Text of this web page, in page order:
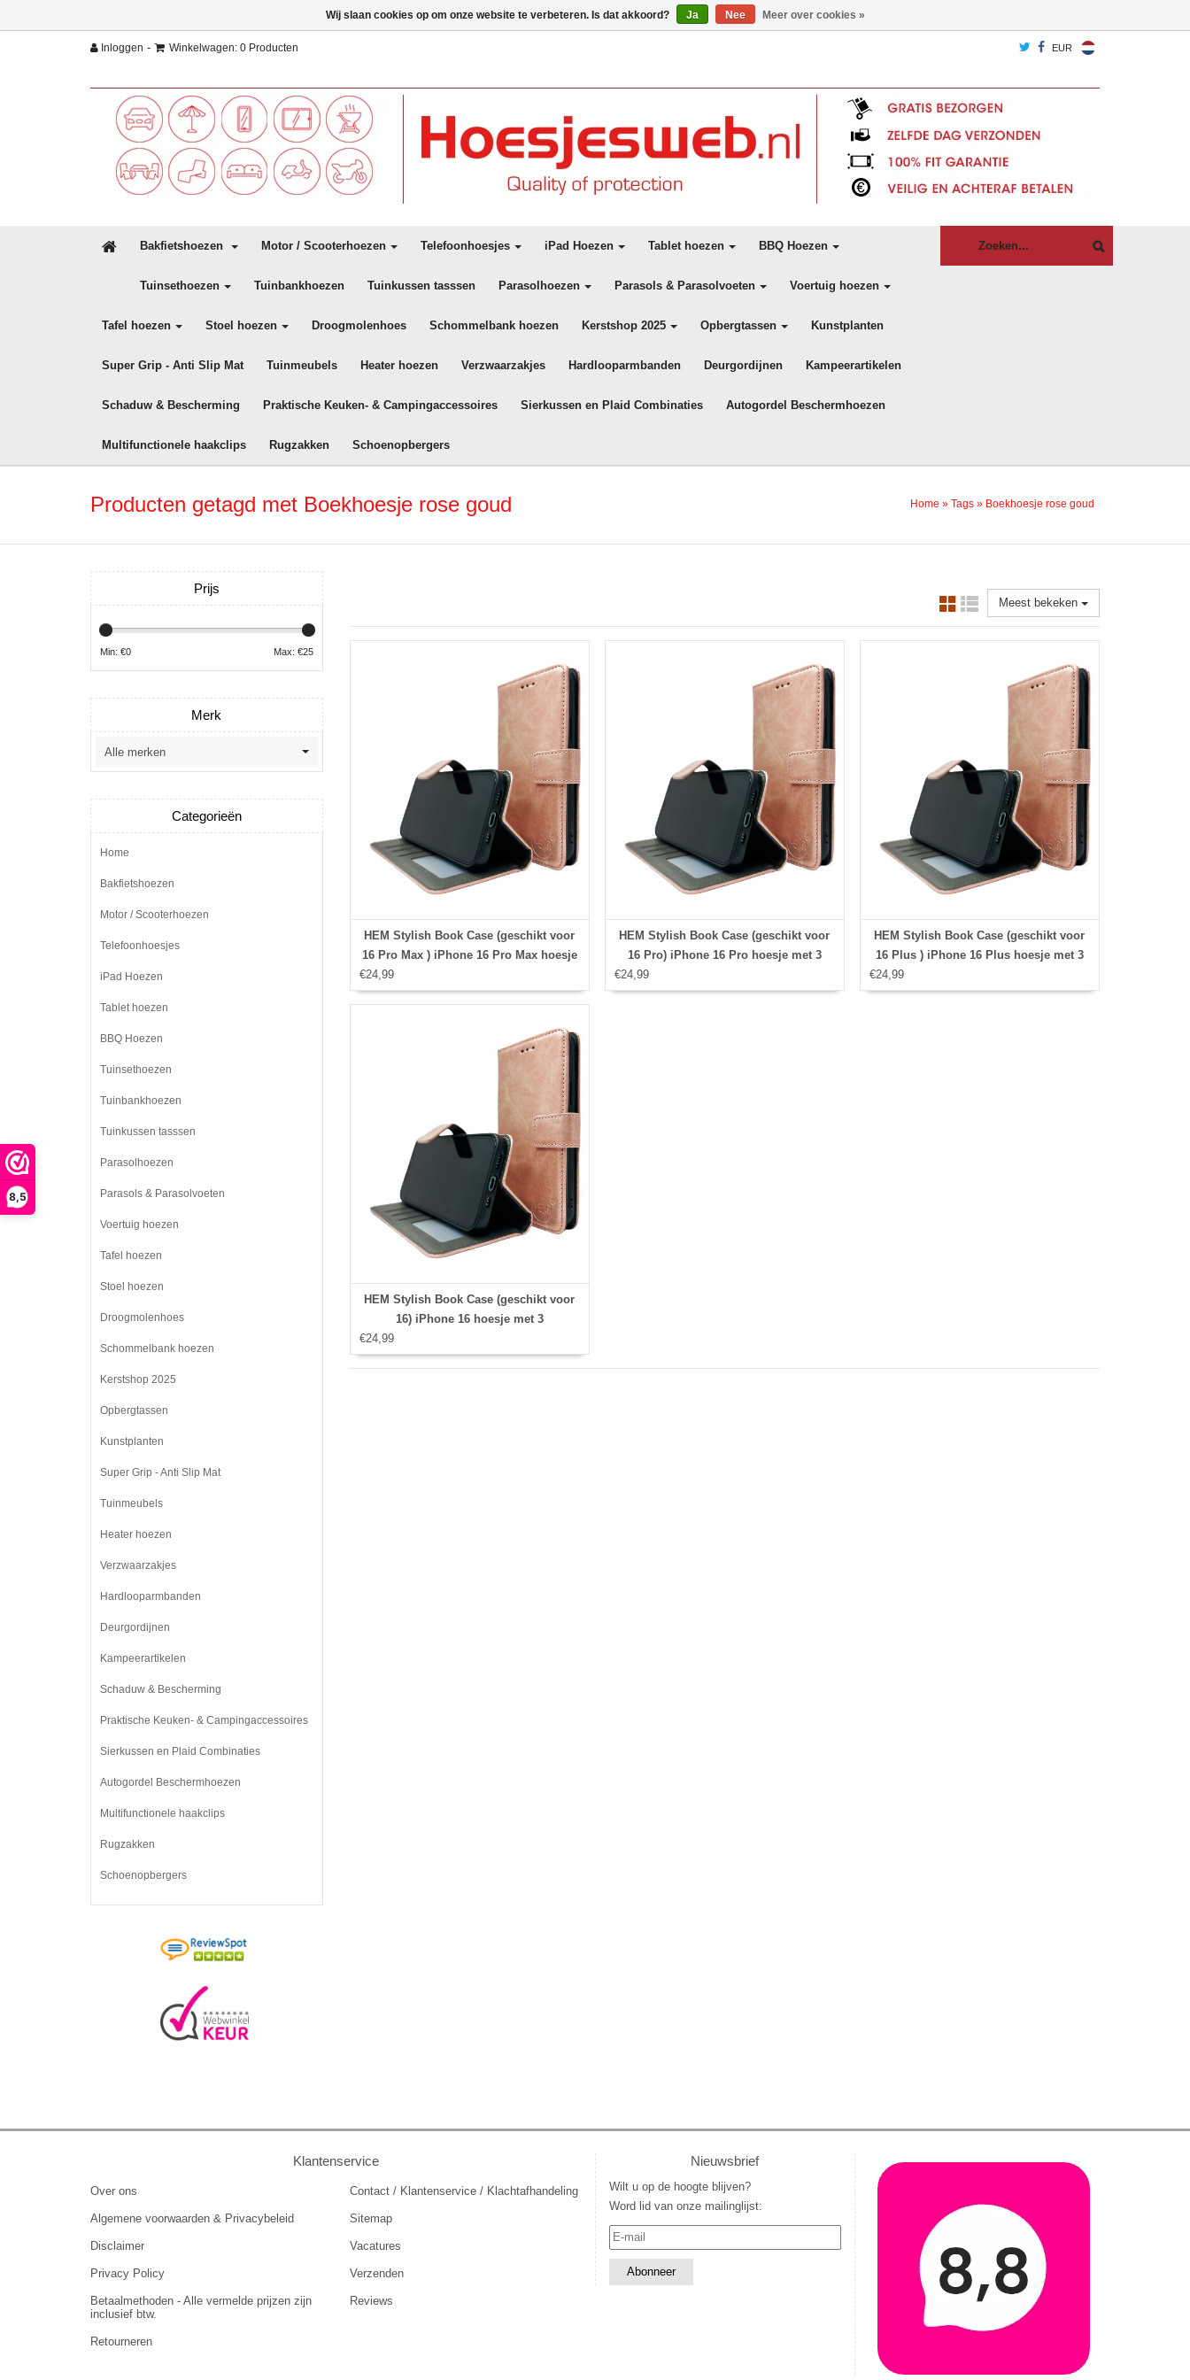
8,5
Inloggen - Winkelwagen: 0 Producten EUR
Bakfietshoezen Motor / Scooterhoezen Telefoonhoesjes iPad Hoezen Tablet hoezen BBQ Hoezen
Tuinsethoezen Tuinbankhoezen Tuinkussen tasssen Parasolhoezen Parasols & Parasolvoeten Voertuig hoezen
Tafel hoezen Stoel hoezen Droogmolenhoes Schommelbank hoezen Kerstshop 2025 Opbergtassen Kunstplanten
Super Grip - Anti Slip Mat Tuinmeubels Heater hoezen Verzwaarzakjes Hardlooparmbanden Deurgordijnen Kampeerartikelen
Schaduw & Bescherming Praktische Keuken- & Campingaccessoires Sierkussen en Plaid Combinaties Autogordel Beschermhoezen
Multifunctionele haakclips Rugzakken Schoenopbergers
Producten getagd met Boekhoesje rose goud Home » Tags » Boekhoesje rose goud
Meest bekeken
HEM Stylish Book Case (geschikt voor
16 Pro Max ) iPhone 16 Pro Max hoesje
met 3 pasjesuitsnedes + fotovakje -
Portemonneehoesje - pasjeshouder -
€24,99
HEM Stylish Book Case (geschikt voor
16 Pro) iPhone 16 Pro hoesje met 3
pasjesuitsnedes + fotovakje -
Portemonneehoesje - pasjeshouder -
€24,99
HEM Stylish Book Case (geschikt voor
16 Plus ) iPhone 16 Plus hoesje met 3
pasjesuitsnedes + fotovakje -
Portemonneehoesje - pasjeshouder -
€24,99
HEM Stylish Book Case (geschikt voor
16) iPhone 16 hoesje met 3
pasjesuitsnedes + fotovakje -
Portemonneehoesje - pasjeshouder -
€24,99
Prijs
Min: €0 Max: €25
Merk
Categorieën
Home
Bakfietshoezen
Motor / Scooterhoezen
Telefoonhoesjes
iPad Hoezen
Tablet hoezen
BBQ Hoezen
Tuinsethoezen
Tuinbankhoezen
Tuinkussen tasssen
Parasolhoezen
Parasols & Parasolvoeten
Voertuig hoezen
Tafel hoezen
Stoel hoezen
Droogmolenhoes
Schommelbank hoezen
Kerstshop 2025
Opbergtassen
Kunstplanten
Super Grip - Anti Slip Mat
Tuinmeubels
Heater hoezen
Verzwaarzakjes
Hardlooparmbanden
Deurgordijnen
Kampeerartikelen
Schaduw & Bescherming
Praktische Keuken- & Campingaccessoires
Sierkussen en Plaid Combinaties
Autogordel Beschermhoezen
Multifunctionele haakclips
Rugzakken
Schoenopbergers
Klantenservice
Over ons
Algemene voorwaarden & Privacybeleid
Disclaimer
Privacy Policy
Betaalmethoden - Alle vermelde prijzen zijn
inclusief btw.
Retourneren
Contact / Klantenservice / Klachtafhandeling
Sitemap
Vacatures
Verzenden
Reviews
Nieuwsbrief
Wilt u op de hoogte blijven?
Word lid van onze mailinglijst:
Wij slaan cookies op om onze website te verbeteren. Is dat akkoord? Ja Nee Meer over cookies »